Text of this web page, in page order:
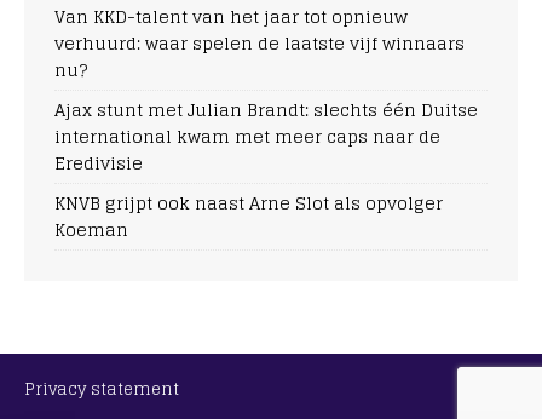
Van KKD-talent van het jaar tot opnieuw
verhuurd: waar spelen de laatste vijf winnaars
nu?
Ajax stunt met Julian Brandt: slechts één Duitse
international kwam met meer caps naar de
Eredivisie
KNVB grijpt ook naast Arne Slot als opvolger
Koeman
Privacy statement